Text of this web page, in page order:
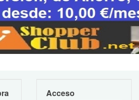
Acceso